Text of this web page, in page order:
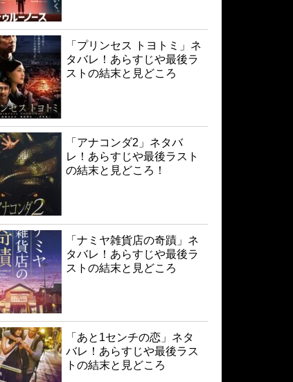
「プリンセス トヨトミ」ネ
タバレ！あらすじや最後ラ
ストの結末と見どころ
「アナコンダ2」ネタバ
レ！あらすじや最後ラスト
の結末と見どころ！
「ナミヤ雑貨店の奇蹟」ネ
タバレ！あらすじや最後ラ
ストの結末と見どころ
「あと1センチの恋」ネタ
バレ！あらすじや最後ラス
トの結末と見どころ